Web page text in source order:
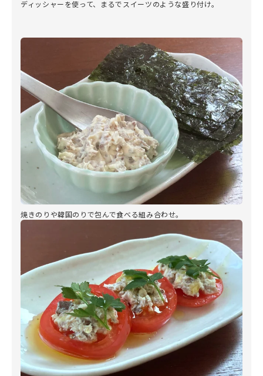
ディッシャーを使って、まるでスイーツのような盛り付け。
焼きのりや韓国のりで包んで食べる組み合わせ。